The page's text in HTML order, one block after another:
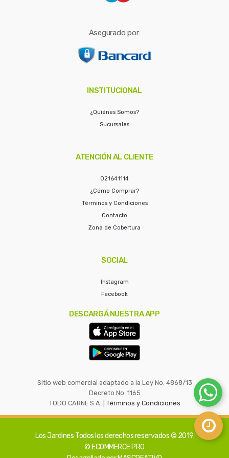
Asegurado por:
INSTITUCIONAL
¿Quiénes Somos?
Sucursales
ATENCIÓN AL CLIENTE
021641114
¿Cómo Comprar?
Términos y Condiciones
Contacto
Zona de Cobertura
SOCIAL
Instagram
Facebook
DESCARGÁ NUESTRA APP
Sitio web comercial adaptado a la Ley No. 4868/13
Decreto No. 1165
TODO CARNE S.A. | Términos y Condiciones
Los Jardines Todos los derechos reservados © 2019
© ECOMMERCE PRO